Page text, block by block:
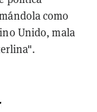
como
Unido, mala